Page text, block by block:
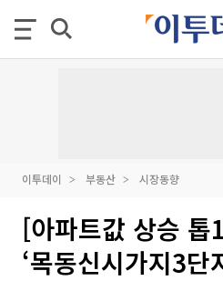
이투데이 부동산 시장동향
[아파트값 상승
‘목동신시가지3단